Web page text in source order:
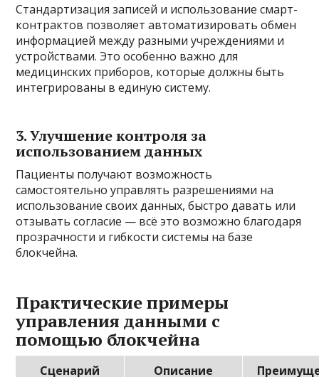
Стандартизация записей и использование смарт-
контрактов позволяет автоматизировать обмен
информацией между разными учреждениями и
устройствами. Это особенно важно для
медицинских приборов, которые должны быть
интегрированы в единую систему.
3. Улучшение контроля за
использованием данных
Пациенты получают возможность
самостоятельно управлять разрешениями на
использование своих данных, быстро давать или
отзывать согласие — всё это возможно благодаря
прозрачности и гибкости системы на базе
блокчейна.
Практические примеры
управления данными с
помощью блокчейна
Сценарий Описание